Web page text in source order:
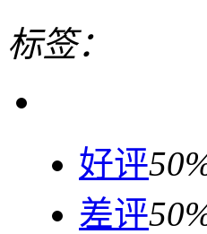
标签：
好评
差评